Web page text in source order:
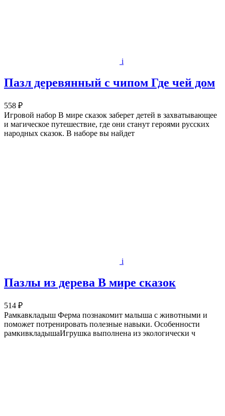
i
Пазл деревянный с чипом Где чей дом
558 ₽
Игровой набор В мире сказок заберет детей в захватывающее
и магическое путешествие, где они станут героями русских
народных сказок. В наборе вы найдет
i
Пазлы из дерева В мире сказок
514 ₽
Рамкавкладыш Ферма познакомит малыша с животными и
поможет потренировать полезные навыки. Особенности
рамкивкладышаИгрушка выполнена из экологически ч